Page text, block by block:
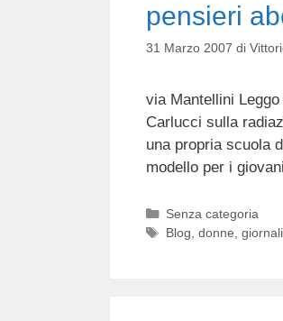
pensieri
31 Marzo 2007 di
via Mantellini
Carlucci sulla
una propria scuola
modello per i
Categorie
Senza categoria
Tag
Blog donne giornali,